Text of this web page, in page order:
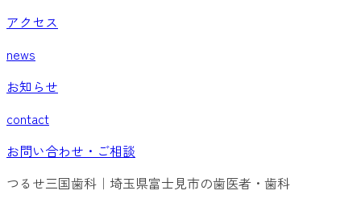
アクセス
news
お知らせ
contact
お問い合わせ・ご相談
つるせ三国歯科｜埼玉県富士見市の歯医者・歯科